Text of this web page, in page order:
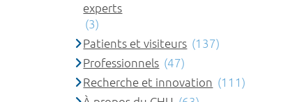
experts
(3)
Patients et visiteurs (137)
Professionnels (47)
Recherche et innovation (111)